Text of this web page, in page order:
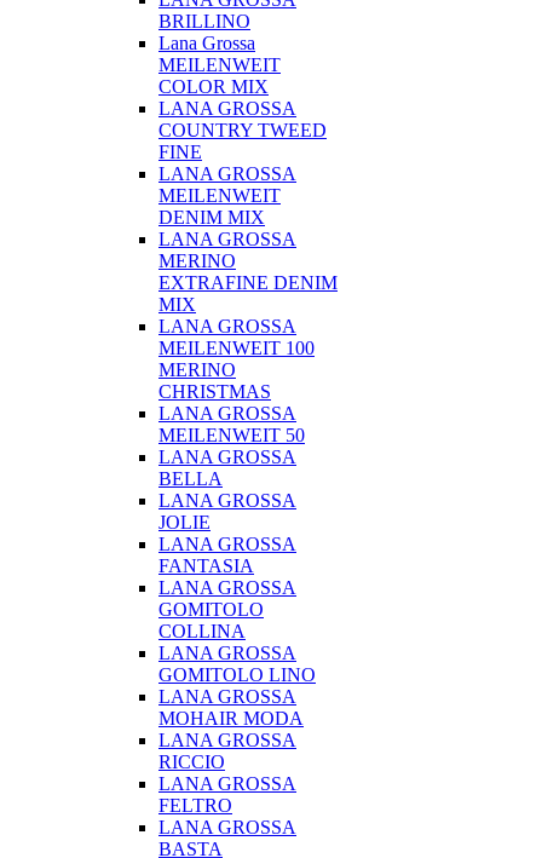
BRILLINO
Lana Grossa
MEILENWEIT
COLOR MIX
LANA GROSSA
COUNTRY TWEED
FINE
LANA GROSSA
MEILENWEIT
DENIM MIX
LANA GROSSA
MERINO
EXTRAFINE DENIM
MIX
LANA GROSSA
MEILENWEIT 100
MERINO
CHRISTMAS
LANA GROSSA
MEILENWEIT 50
LANA GROSSA
BELLA
LANA GROSSA
JOLIE
LANA GROSSA
FANTASIA
LANA GROSSA
GOMITOLO
COLLINA
LANA GROSSA
GOMITOLO LINO
LANA GROSSA
MOHAIR MODA
LANA GROSSA
RICCIO
LANA GROSSA
FELTRO
LANA GROSSA
BASTA